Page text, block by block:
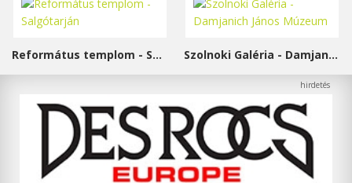
Református templom - Salgótarján Szolnoki Galéria - Damjanich János Múzeum